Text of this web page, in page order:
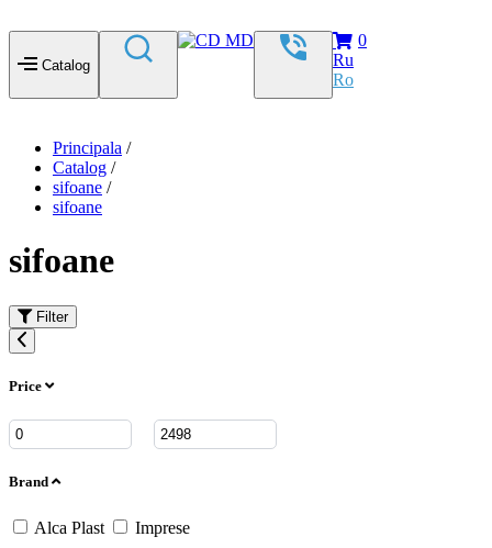
Catalog
0
Ru
Ro
Principala /
Catalog /
sifoane /
sifoane
sifoane
Filter
Price
Brand
Alca Plast Imprese